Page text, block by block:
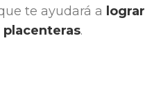
te ayudará a lograr
placenteras.